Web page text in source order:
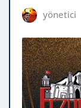
yönetici